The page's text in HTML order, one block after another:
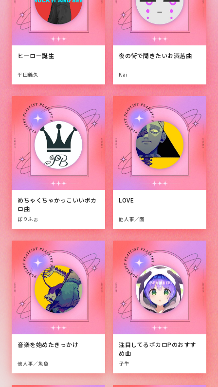
ヒーロー誕生
平田義久
夜の街で聞きたいお洒落曲
Kai
めちゃくちゃかっこいいボカ
ロ曲
ぽりふぉ
LOVE
他人事／面
音楽を始めたきっかけ
他人事／魚魚
注目してるボカロPのおすす
め曲
子牛